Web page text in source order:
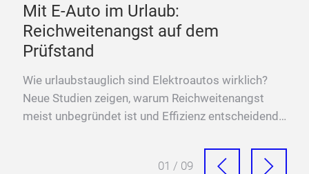
Mit E-Auto im Urlaub:
Reichweitenangst auf dem
Prüfstand
Wie urlaubstauglich sind Elektroautos wirklich?
Neue Studien zeigen, warum Reichweitenangst
meist unbegründet ist und Effizienz entscheidend
01 / 09